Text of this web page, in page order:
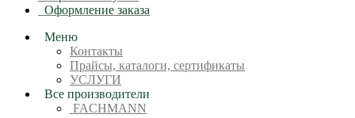
Оформление заказа
Меню
Контакты
Прайсы, каталоги, сертификаты
УСЛУГИ
Все производители
FACHMANN